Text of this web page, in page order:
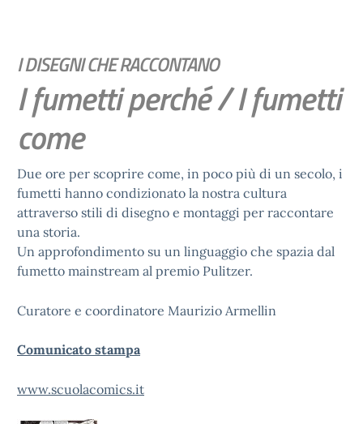
I DISEGNI CHE RACCONTANO
I fumetti perché / I fumetti
come
Due ore per scoprire come, in poco più di un secolo, i
fumetti hanno condizionato la nostra cultura
attraverso stili di disegno e montaggi per raccontare
una storia.
Un approfondimento su un linguaggio che spazia dal
fumetto mainstream al premio Pulitzer.
Curatore e coordinatore Maurizio Armellin
Comunicato stampa
www.scuolacomics.it